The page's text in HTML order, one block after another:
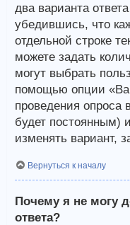
два варианта
убедившись, что
отдельной строке
можете задать
могут выбрать
помощью опции
проведения опроса
будет постоянным)
изменять вариант,
Вернуться к началу
Почему я не могу
ответа?